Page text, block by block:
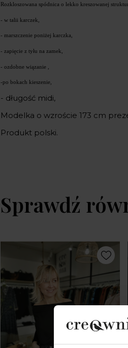
Rozkloszowana spódnica o lekko kreszowanej
- w talii karczek,
- marszczenie poniżej karczka,
- zapięcie z tyłu na zamek,
- ozdobne wiązanie ,
-po bokach kieszenie,
- długość midi,
Modelka o wzroście 173 cm
Produkt polski.
Sprawdź